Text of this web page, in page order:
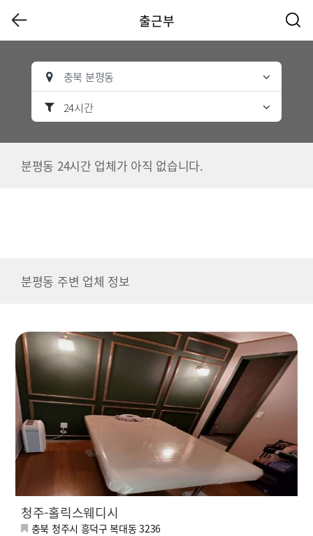
출근부
충북 분평동
24시간
분평동 24시간 업체가 아직 없습니다.
분평동 주변 업체 정보
청주-홀릭스웨디시
충북 청주시 흥덕구 복대동 3236